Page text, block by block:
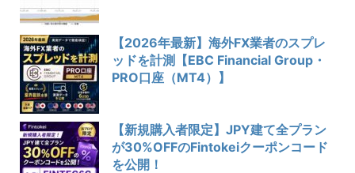
【2026年最新】海外FX業者のスプレ
ッドを計測【EBC Financial Group・
PRO口座（MT4）】
【新規購入者限定】JPY建て全プラン
が30%OFFのFintokeiクーポンコード
を公開！